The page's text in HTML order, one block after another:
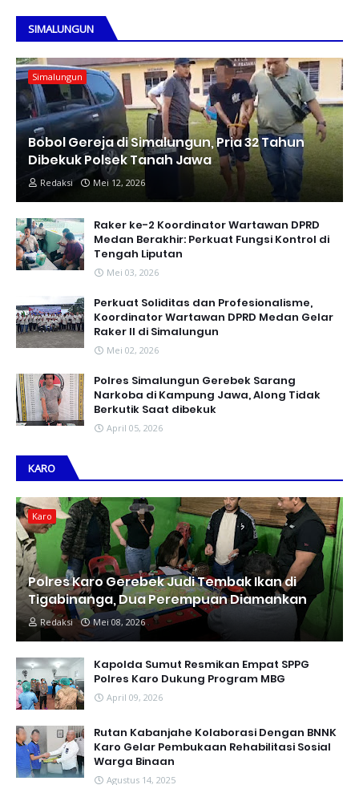
SIMALUNGUN
Simalungun
Bobol Gereja di Simalungun, Pria 32 Tahun
Dibekuk Polsek Tanah Jawa
Redaksi Mei 12, 2026
Raker ke-2 Koordinator Wartawan DPRD
Medan Berakhir: Perkuat Fungsi Kontrol di
Tengah Liputan
Mei 03, 2026
Perkuat Soliditas dan Profesionalisme,
Koordinator Wartawan DPRD Medan Gelar
Raker II di Simalungun
Mei 02, 2026
Polres Simalungun Gerebek Sarang
Narkoba di Kampung Jawa, Along Tidak
Berkutik Saat dibekuk
April 05, 2026
KARO
Karo
Polres Karo Gerebek Judi Tembak Ikan di
Tigabinanga, Dua Perempuan Diamankan
Redaksi Mei 08, 2026
Kapolda Sumut Resmikan Empat SPPG
Polres Karo Dukung Program MBG
April 09, 2026
Rutan Kabanjahe Kolaborasi Dengan BNNK
Karo Gelar Pembukaan Rehabilitasi Sosial
Warga Binaan
Agustus 14, 2025